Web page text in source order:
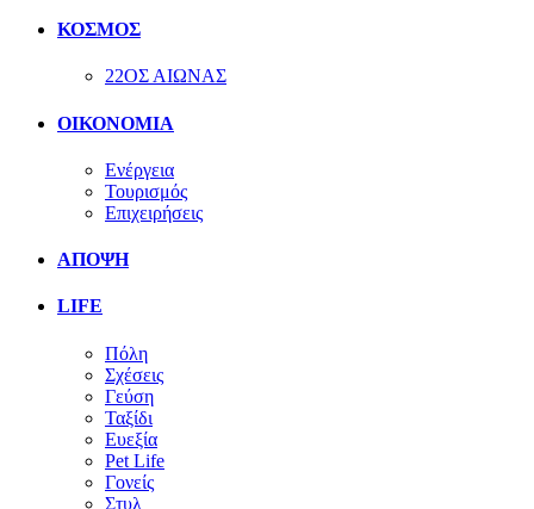
ΚΟΣΜΟΣ
22ΟΣ ΑΙΩΝΑΣ
ΟΙΚΟΝΟΜΙΑ
Ενέργεια
Τουρισμός
Επιχειρήσεις
ΑΠΟΨΗ
LIFE
Πόλη
Σχέσεις
Γεύση
Ταξίδι
Ευεξία
Pet Life
Γονείς
Στυλ